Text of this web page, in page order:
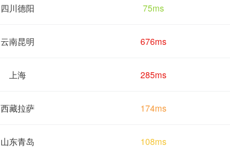
四川德阳 75ms
云南昆明 676ms
上海 285ms
西藏拉萨 174ms
山东青岛 108ms